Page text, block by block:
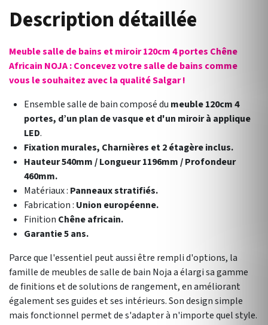
Description détaillée
Meuble salle de bains et miroir 120cm 4 portes Chêne
Africain NOJA : Concevez votre salle de bains comme
vous le souhaitez avec la qualité Salgar !
Ensemble salle de bain composé du meuble 120cm 4
portes, d’un plan de vasque et d'un miroir à applique
LED.
Fixation murales, Charnières et 2 étagère inclus.
Hauteur 540mm / Longueur 1196mm / Profondeur
460mm.
Matériaux : Panneaux stratifiés.
Fabrication : Union européenne.
Finition Chêne africain.
Garantie 5 ans.
Parce que l'essentiel peut aussi être rempli d'options, la
famille de meubles de salle de bain Noja a élargi sa gamme
de finitions et de solutions de rangement, en améliorant
également ses guides et ses intérieurs. Son design simple
mais fonctionnel permet de s'adapter à n'importe quel style.